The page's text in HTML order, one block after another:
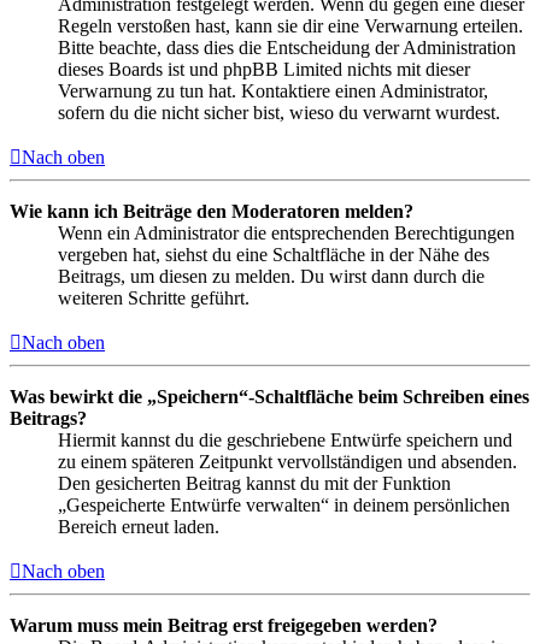
Regeln verstoßen hast, kann sie dir eine Verwarnung erteilen.
Bitte beachte, dass dies die Entscheidung der Administration
dieses Boards ist und phpBB Limited nichts mit dieser
Verwarnung zu tun hat. Kontaktiere einen Administrator,
sofern du die nicht sicher bist, wieso du verwarnt wurdest.
Nach oben
Wie kann ich Beiträge den Moderatoren melden?
Wenn ein Administrator die entsprechenden Berechtigungen
vergeben hat, siehst du eine Schaltfläche in der Nähe des
Beitrags, um diesen zu melden. Du wirst dann durch die
weiteren Schritte geführt.
Nach oben
Was bewirkt die „Speichern“-Schaltfläche beim Schreiben eines
Beitrags?
Hiermit kannst du die geschriebene Entwürfe speichern und
zu einem späteren Zeitpunkt vervollständigen und absenden.
Den gesicherten Beitrag kannst du mit der Funktion
„Gespeicherte Entwürfe verwalten“ in deinem persönlichen
Bereich erneut laden.
Nach oben
Warum muss mein Beitrag erst freigegeben werden?